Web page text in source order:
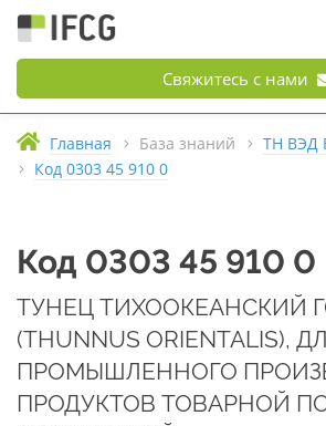
Свяжитесь с нами
Главная База знаний
ТН ВЭД
Код 0303 45 910 0
Код 0303 45 910 0
ТУНЕЦ ТИХООКЕАНСКИЙ
(THUNNUS ORIENTALIS),
ПРОМЫШЛЕННОГО
ПРОДУКТОВ ТОВАРНОЙ